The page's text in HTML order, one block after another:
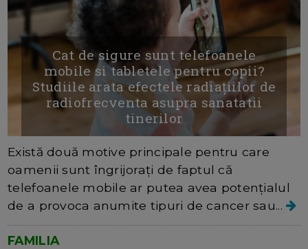
Cat de sigure sunt telefoanele
mobile si tabletele pentru copii?
Studiile arata efectele radiațiilor de
radiofrecventa asupra sanatatii
tinerilor
Există două motive principale pentru care
oamenii sunt îngrijorați de faptul că
telefoanele mobile ar putea avea potențialul
de a provoca anumite tipuri de cancer sau...
FAMILIA